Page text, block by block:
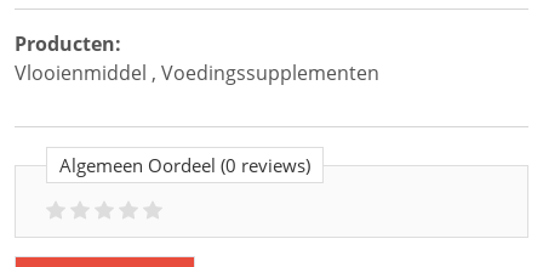
Producten:
Vlooienmiddel , Voedingssupplementen
Algemeen Oordeel (0 reviews)